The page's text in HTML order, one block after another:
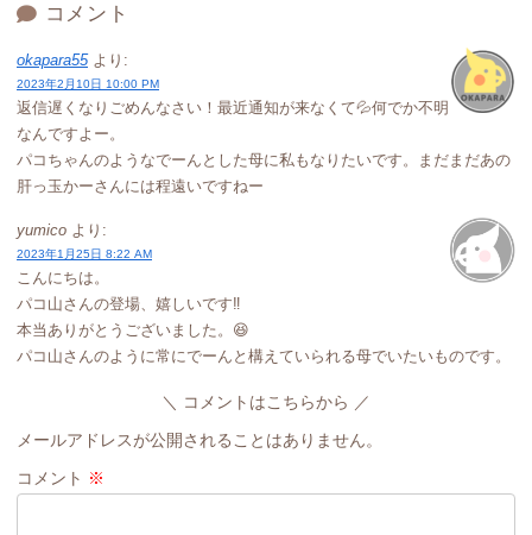
コメント
okapara55 より:
2023年2月10日 10:00 PM
返信遅くなりごめんなさい！最近通知が来なくて💦何でか不明
なんですよー。
パコちゃんのようなでーんとした母に私もなりたいです。まだまだあの
肝っ玉かーさんには程遠いですねー
yumico より:
2023年1月25日 8:22 AM
こんにちは。
パコ山さんの登場、嬉しいです‼︎
本当ありがとうございました。😆
パコ山さんのように常にでーんと構えていられる母でいたいものです。
コメントはこちらから
メールアドレスが公開されることはありません。
コメント ※